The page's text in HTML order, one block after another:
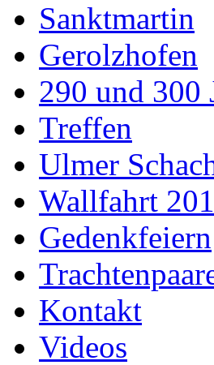
Sanktmartin
Gerolzhofen
290 und 300
Treffen
Ulmer
Wallfahrt
Gedenkfeiern
Kontakt
Videos